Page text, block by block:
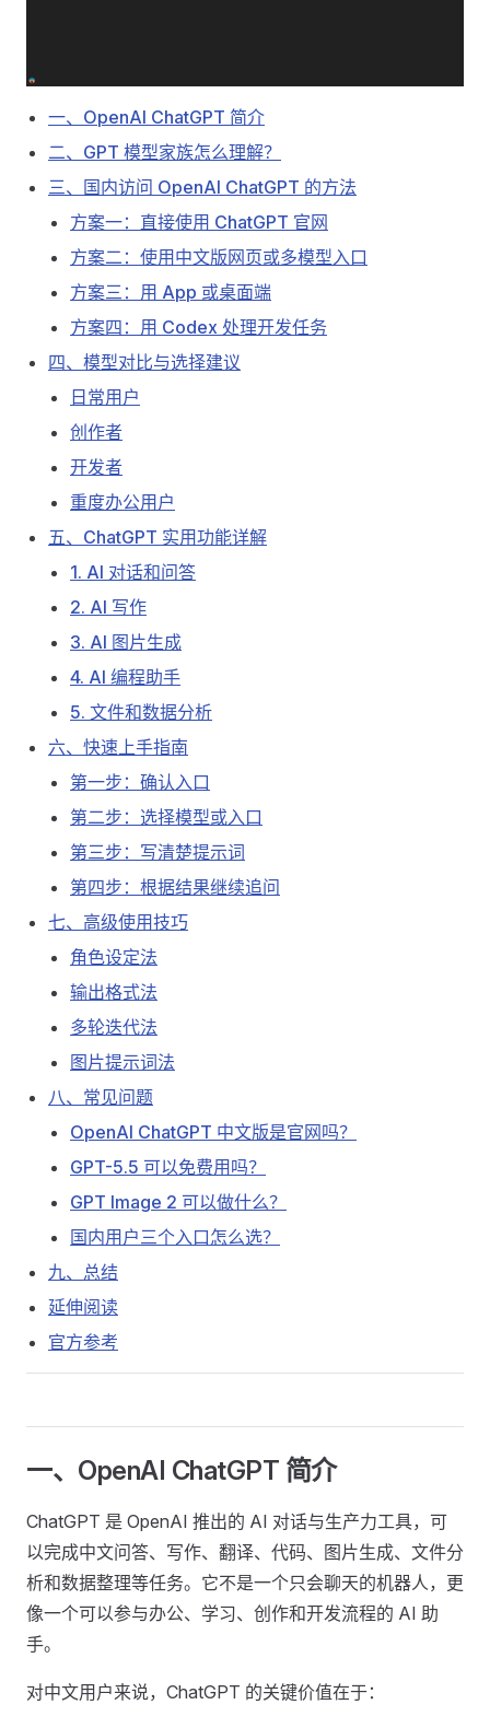
一、OpenAI ChatGPT 简介
二、GPT 模型家族怎么理解？
三、国内访问 OpenAI ChatGPT 的方法
方案一：直接使用 ChatGPT 官网
方案二：使用中文版网页或多模型入口
方案三：用 App 或桌面端
方案四：用 Codex 处理开发任务
四、模型对比与选择建议
日常用户
创作者
开发者
重度办公用户
五、ChatGPT 实用功能详解
1. AI 对话和问答
2. AI 写作
3. AI 图片生成
4. AI 编程助手
5. 文件和数据分析
六、快速上手指南
第一步：确认入口
第二步：选择模型或入口
第三步：写清楚提示词
第四步：根据结果继续追问
七、高级使用技巧
角色设定法
输出格式法
多轮迭代法
图片提示词法
八、常见问题
OpenAI ChatGPT 中文版是官网吗？
GPT-5.5 可以免费用吗？
GPT Image 2 可以做什么？
国内用户三个入口怎么选？
九、总结
延伸阅读
官方参考
一、OpenAI ChatGPT 简介
ChatGPT 是 OpenAI 推出的 AI 对话与生产力工具，可
以完成中文问答、写作、翻译、代码、图片生成、文件分
析和数据整理等任务。它不是一个只会聊天的机器人，更
像一个可以参与办公、学习、创作和开发流程的 AI 助
手。
对中文用户来说，ChatGPT 的关键价值在于：